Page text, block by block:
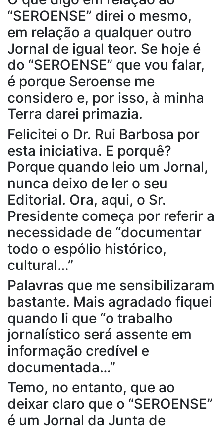
“SEROENSE” direi o mesmo,
em relação a qualquer outro
Jornal de igual teor. Se hoje é
do “SEROENSE” que vou falar,
é porque Seroense me
considero e, por isso, à minha
Terra darei primazia.
Felicitei o Dr. Rui Barbosa por
esta iniciativa. E porquê?
Porque quando leio um Jornal,
nunca deixo de ler o seu
Editorial. Ora, aqui, o Sr.
Presidente começa por referir a
necessidade de “documentar
todo o espólio histórico,
cultural…”
Palavras que me sensibilizaram
bastante. Mais agradado fiquei
quando li que “o trabalho
jornalístico será assente em
informação credível e
documentada…”
Temo, no entanto, que ao
deixar claro que o “SEROENSE”
é um Jornal da Junta de